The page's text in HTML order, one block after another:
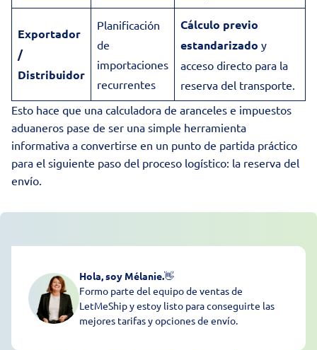
Exportador
/
Distribuidor
Planificación
de
importaciones
recurrentes
Cálculo previo
estandarizado y
acceso directo para la
reserva del transporte.
Esto hace que una calculadora de aranceles e impuestos
aduaneros pase de ser una simple herramienta
informativa a convertirse en un punto de partida práctico
para el siguiente paso del proceso logístico: la reserva del
envío.
Hola, soy Mélanie.👋
Formo parte del equipo de ventas de
LetMeShip y estoy listo para conseguirte las
mejores tarifas y opciones de envío.